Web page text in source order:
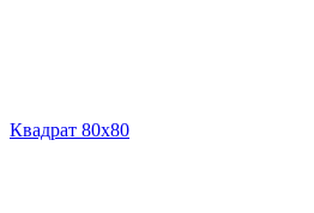
Квадрат 80х80